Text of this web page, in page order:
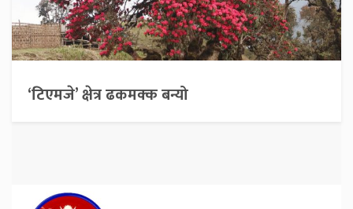
‘टिएमजे’ क्षेत्र ढकमक्क बन्यो